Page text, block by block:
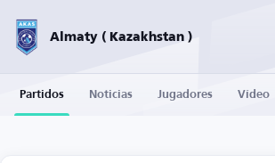
Almaty ( Kazakhstan )
Partidos Noticias Jugadores Vídeo